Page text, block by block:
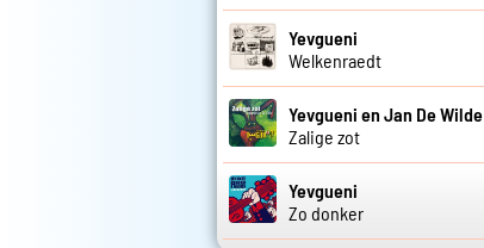
Yevgueni
Welkenraedt
Yevgueni en Jan De Wilde
Zalige zot
Yevgueni
Zo donker